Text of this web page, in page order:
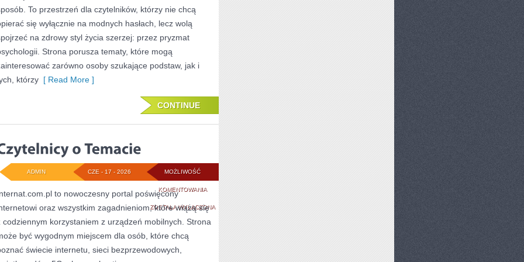
To przestrzeń dla czytelników, którzy nie chcą
się wyłącznie na modnych hasłach, lecz wolą
na zdrowy styl życia szerzej: przez pryzmat
Strona porusza tematy, które mogą
zarówno osoby szukające podstaw, jak i
którzy [ Read More ]
CONTINUE
MOŻLIWOŚĆ
KOMENTOWANIACZYTELNICY
O
TEMACIE
ZOSTAŁA WYŁĄCZONA
CZE - 17 - 2026
ADMIN
to nowoczesny portal poświęcony
oraz wszystkim zagadnieniom, które wiążą się
codziennym korzystaniem z urządzeń mobilnych. Strona
być wygodnym miejscem dla osób, które chcą
świecie internetu, sieci bezprzewodowych,